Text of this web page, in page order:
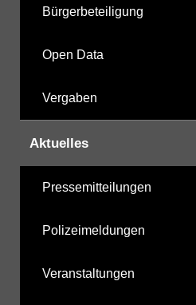
Bürgerbeteiligung
Open Data
Vergaben
Aktuelles
Pressemitteilungen
Polizeimeldungen
Veranstaltungen